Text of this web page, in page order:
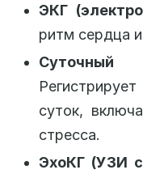
ЭКГ
ритм сердца
Суточный
суток,
стресса.
ЭхоКГ (УЗИ